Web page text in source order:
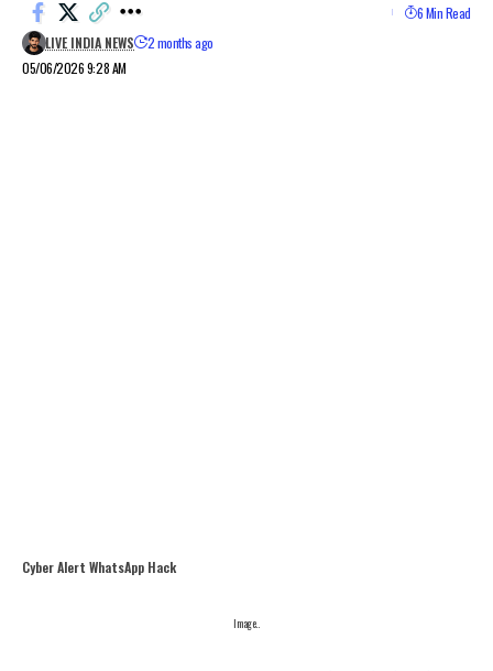
05/06/2026 9:28 AM
LIVE INDIA NEWS 2 months ago
6 Min Read
Cyber ​​Alert WhatsApp Hack
Image..